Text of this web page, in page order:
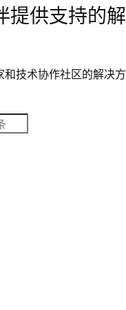
提供支持的解
技术协作社区的解决方